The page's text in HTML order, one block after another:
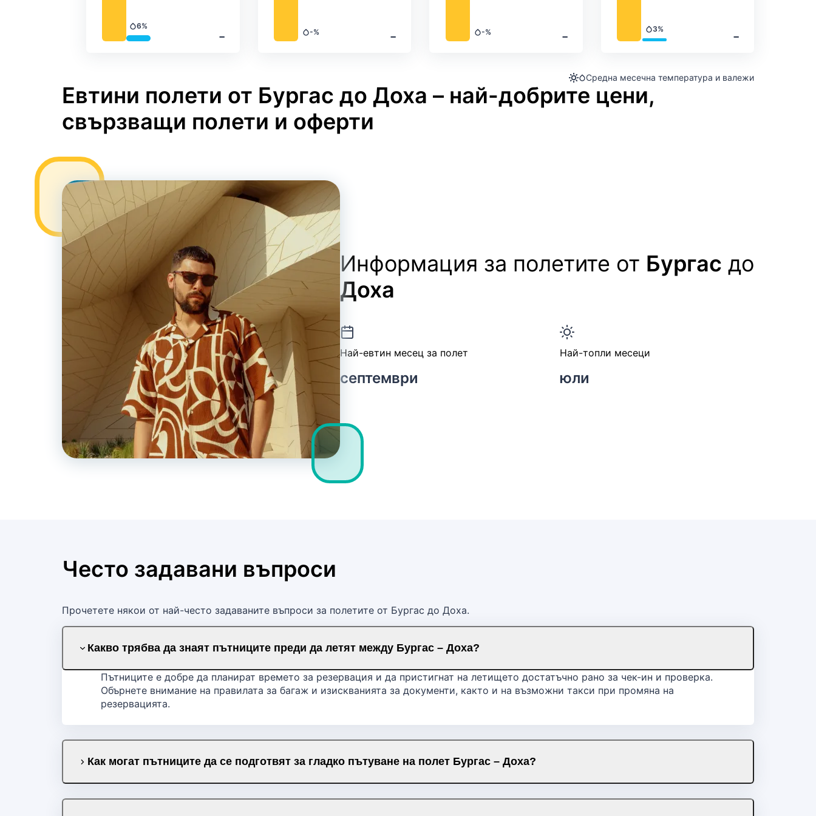
‐
Валежи
6%
‐
Валежи
-% ‐
Валежи
-% ‐
Валежи
3%
Средна месечна температура и валежи
Евтини полети от Бургас до Доха – най-добрите цени,
свързващи полети и оферти
Информация за полетите от Бургас до
Доха
Най-евтин месец за полет
септември
Най-топли месеци
юли
Често задавани въпроси
Прочетете някои от най-често задаваните въпроси за полетите от Бургас до Доха.
Какво трябва да знаят пътниците преди да летят между Бургас – Доха?
Пътниците е добре да планират времето за резервация и да пристигнат на летището достатъчно рано за чек-ин и проверка.
Обърнете внимание на правилата за багаж и изискванията за документи, както и на възможни такси при промяна на
резервацията.
Как могат пътниците да се подготвят за гладко пътуване на полет Бургас – Доха?